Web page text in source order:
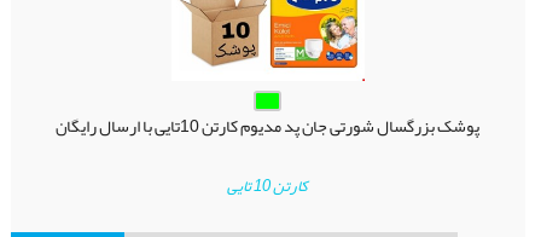
پوشک بزرگسال شورتی جان پد مدیوم کارتن 10تایی با ارسال رایگان
کارتن 10 تایی